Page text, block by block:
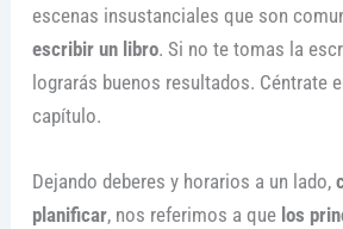
escenas insustanciales que son
escribir un libro. Si no te tomas la
lograrás buenos resultados. Céntrate
capítulo.
Dejando deberes y horarios a un lado,
planificar, nos referimos a que los